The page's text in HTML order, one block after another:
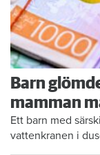
Barn
mamman
Ett barn med
vattenkranen i